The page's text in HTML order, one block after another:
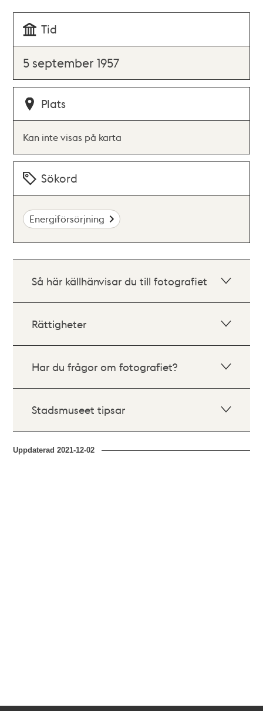
Tid
5 september 1957
Plats
Kan inte visas på karta
Sökord
Energiförsörjning
Så här källhänvisar du till fotografiet
Rättigheter
Har du frågor om fotografiet?
Stadsmuseet tipsar
Uppdaterad2021-12-02